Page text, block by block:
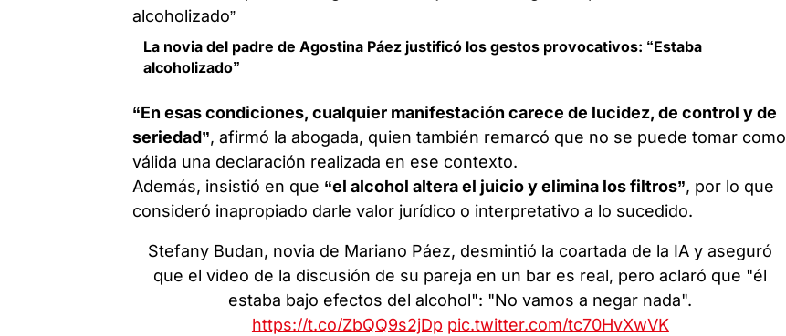
La novia del padre de Agostina Páez justificó los gestos provocativos: “Estaba
alcoholizado”
“En esas condiciones, cualquier manifestación carece de lucidez, de control y de
seriedad”, afirmó la abogada, quien también remarcó que no se puede tomar como
válida una declaración realizada en ese contexto.
Además, insistió en que “el alcohol altera el juicio y elimina los filtros”, por lo que
consideró inapropiado darle valor jurídico o interpretativo a lo sucedido.
Stefany Budan, novia de Mariano Páez, desmintió la coartada de la IA y aseguró
que el video de la discusión de su pareja en un bar es real, pero aclaró que "él
estaba bajo efectos del alcohol": "No vamos a negar nada".
https://t.co/ZbQQ9s2jDp pic.twitter.com/tc70HvXwVK